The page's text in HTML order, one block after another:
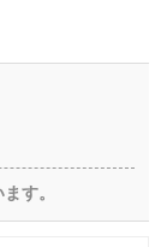
す。